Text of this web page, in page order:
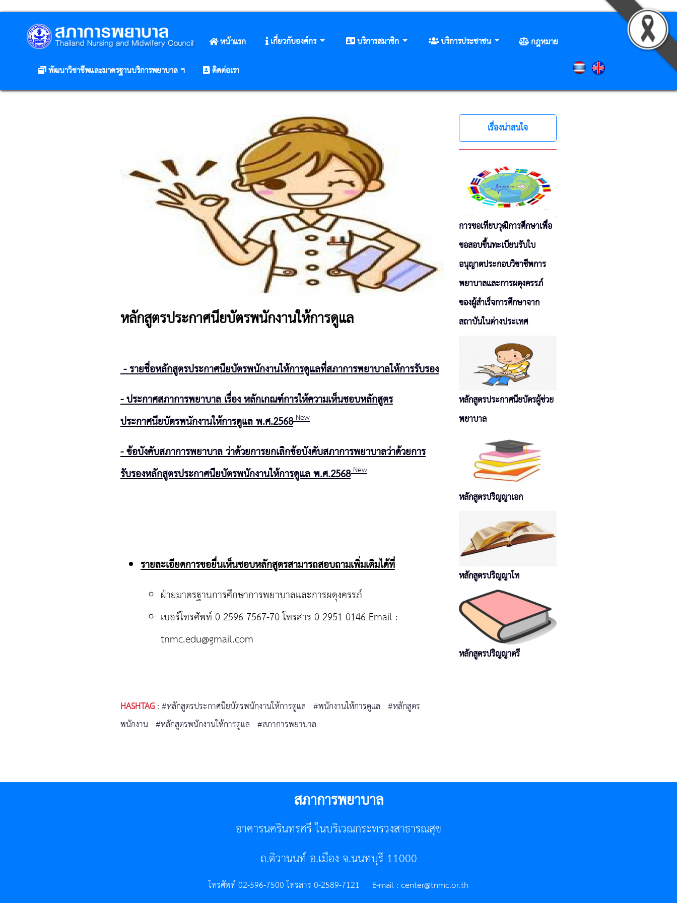
หน้าแรก เกี่ยวกับองค์กร บริการสมาชิก บริการประชาชน
กฎหมาย
พัฒนาวิชาชีพและมาตรฐานบริการพยาบาล ฯ
ติดต่อเรา
หลักสูตรประกาศนียบัตรพนักงานให้การดูแล
- รายชื่อหลักสูตรประกาศนียบัตรพนักงานให้การดูแลที่สภาการพยาบาลให้การรับรอง
- ประกาศสภาการพยาบาลเรื่อง หลักเกณฑ์การให้ความเห็นชอบหลักสูตร
ประกาศนียบัตรพนักงานให้การดูแลพ.ศ.2568New
- ข้อบังคับสภาการพยาบาล ว่าด้วยการยกเลิกข้อบังคับสภาการพยาบาลว่าด้วยการ
รับรองหลักสูตรประกาศนียบัตรพนักงานให้การดูแล พ.ศ.2568New
รายละเอียดการขอยื่นเห็นชอบหลักสูตรสามารถสอบถามเพิ่มเติมได้ที่
ฝ่ายมาตรฐานการศึกษาการพยาบาลและการผดุงครรภ์
เบอร์โทรศัพท์ 0 2596 7567-70 โทรสาร 0 2951 0146 Email :
tnmc.edu@gmail.com
HASHTAG:#หลักสูตรประกาศนียบัตรพนักงานให้การดูแล #พนักงานให้การดูแล #หลักสูตร
พนักงาน #หลักสูตรพนักงานให้การดูแล #สภาการพยาบาล
เรื่องน่าสนใจ
การขอเทียบวุฒิการศึกษาเพื่อ
ขอสอบขึ้นทะเบียนรับใบ
อนุญาตประกอบวิชาชีพการ
พยาบาลและการผดุงครรภ์
ของผู้สำเร็จการศึกษาจาก
สถาบันในต่างประเทศ
หลักสูตรประกาศนียบัตรผู้ช่วย
พยาบาล
หลักสูตรปริญญาเอก
หลักสูตรปริญญาโท
หลักสูตรปริญญาตรี
สภาการพยาบาล
อาคารนครินทรศรี ในบริเวณกระทรวงสาธารณสุข
ถ.ติวานนท์ อ.เมือง จ.นนทบุรี 11000
โทรศัพท์ 02-596-7500 โทรสาร 0-2589-7121 E-mail :center@tnmc.or.th